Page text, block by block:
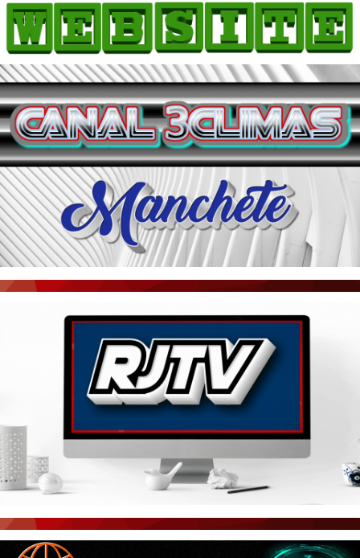
HOME
COMO ANUNCIAR
JORNAIS DO BRASIL
PODCAST/NOTÍCIAS
AS NOTÍCIAS DO DIA
ACONTECEU...VIROU MANCHETE!
BLOGS & COLUNAS
AGÊNCIA DE NOTÍCIAS
CNN BRASIL
PORTAL CEARÁ
ÚLTIMAS POSTAGENS
BOAS NOTÍCIAS...VIRAM MANCHETE!
CEARÁ BRASIL NOTÍCIAS